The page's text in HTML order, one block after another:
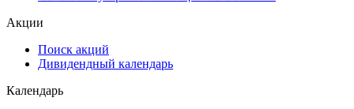
Акции
Поиск акций
Дивидендный календарь
Календарь